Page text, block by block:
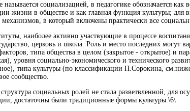
называется социализацией, в педагогике обозначается
жизни в обществе и как главная функция культуры; для
механизмов, в который включены практически все
наиболее активно участвующие в процессе
церковь и школа. Роль и место последних могут
типа общества в целом (закрытое - открытое) и
уровня социально-экономического и технического
типа культуры (по классификации П.Сорокина,
сообщество.
социальных ролей не стала разветвленной, для
достаточны были традиционные формы культуры.\6\